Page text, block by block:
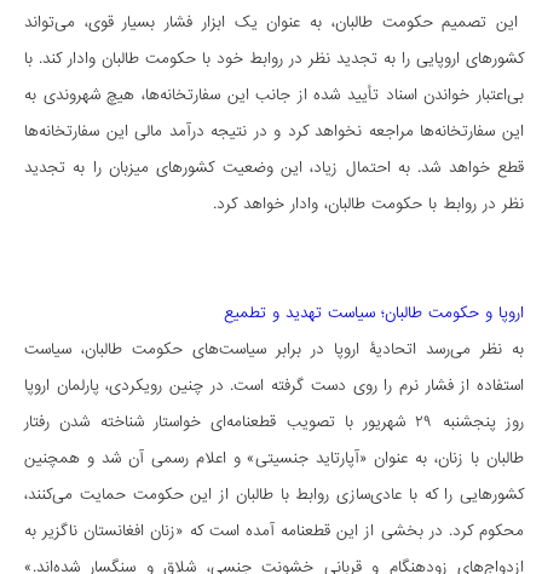
این تصمیم حکومت طالبان، به عنوان یک ابزار فشار بسیار قوی، می‌تواند
کشورهای اروپایی را به تجدید نظر در روابط خود با حکومت طالبان وادار کند. با
بی‌اعتبار خواندن اسناد تأیید شده از جانب این سفارتخانه‌ها، هیچ شهروندی به
این سفارتخانه‌ها مراجعه نخواهد کرد و در نتیجه درآمد مالی این سفارتخانه‌ها
قطع خواهد شد. به احتمال زیاد، این وضعیت کشورهای میزبان را به تجدید
نظر در روابط با حکومت طالبان، وادار خواهد کرد.
اروپا و حکومت طالبان؛ سیاست تهدید و تطمیع
به نظر می‌رسد اتحادیۀ اروپا در برابر سیاست‌های حکومت طالبان، سیاست
استفاده از فشار نرم را روی دست گرفته است. در چنین رویکردی، پارلمان اروپا
روز پنجشنبه ۲۹ شهریور با تصویب قطعنامه‌ای خواستار شناخته شدن رفتار
طالبان با زنان، به عنوان «آپارتاید جنسیتی» و اعلام رسمی آن شد و همچنین
کشور‌هایی را که با عادی‌سازی روابط با طالبان از این حکومت حمایت می‌کنند،
محکوم کرد. در بخشی از این قطعنامه آمده است که «زنان افغانستان ناگزیر به
ازدواج‌های زودهنگام و قربانی خشونت جنسی، شلاق و سنگسار شده‌اند.»